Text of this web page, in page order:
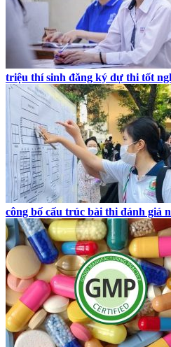
triệu thí sinh đăng ký dự thi tốt
công bố cấu trúc bài thi đánh giá